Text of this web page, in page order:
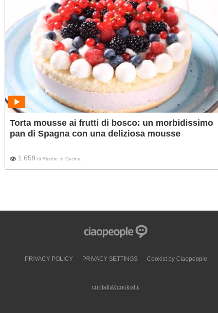
Torta mousse ai frutti di bosco: un morbidissimo
pan di Spagna con una deliziosa mousse
1.659 di Ricette In Cucina
PRIVACY POLICY PRIVACY SETTINGS Cookist by Ciaopeople
contatti@cookist.it